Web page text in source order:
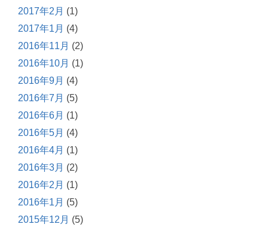
2017年2月 (1)
2017年1月 (4)
2016年11月 (2)
2016年10月 (1)
2016年9月 (4)
2016年7月 (5)
2016年6月 (1)
2016年5月 (4)
2016年4月 (1)
2016年3月 (2)
2016年2月 (1)
2016年1月 (5)
2015年12月 (5)